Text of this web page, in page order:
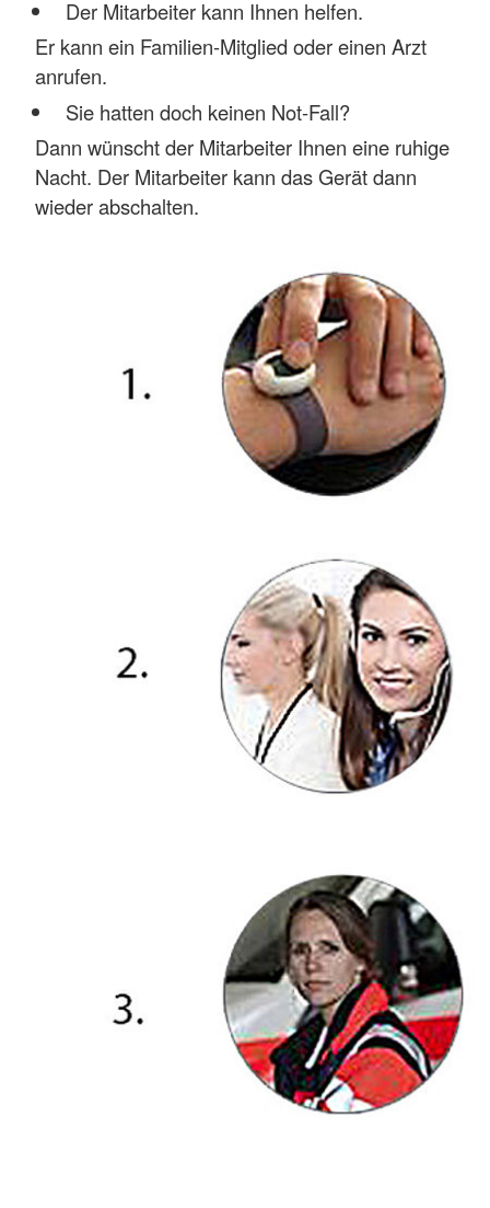
Der Mitarbeiter kann Ihnen helfen.
Er kann ein Familien-Mitglied oder einen Arzt
anrufen.
Sie hatten doch keinen Not-Fall?
Dann wünscht der Mitarbeiter Ihnen eine ruhige
Nacht. Der Mitarbeiter kann das Gerät dann
wieder abschalten.